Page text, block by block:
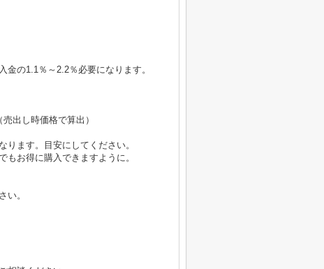
の1.1％～2.2％必要になります。
出し時価格で算出）
ます。目安にしてください。
もお得に購入できますように。
い。